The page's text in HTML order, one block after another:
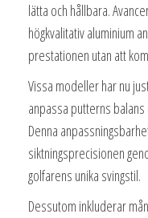
lätta och hållbara.
högkvalitativ aluminium
prestationen utan att
Vissa modeller har nu
anpassa putterns
Denna
siktningsprecisionen
golfarens unika svingstil.
Dessutom inkluderar